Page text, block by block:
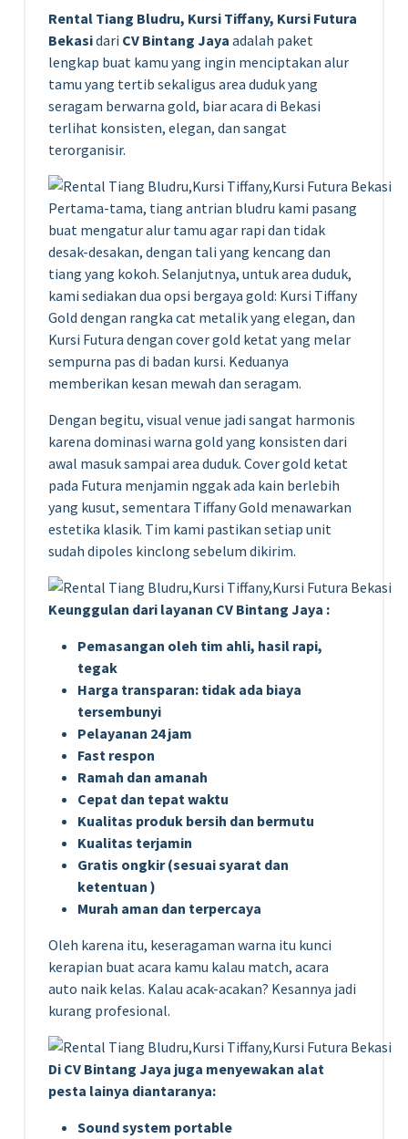
Rental Tiang Bludru, Kursi Tiffany, Kursi Futura
Bekasidari CV Bintang Jaya adalah paket
lengkap buat kamu yang ingin menciptakan alur
tamu yang tertib sekaligus area duduk yang
seragam berwarna gold, biar acara di Bekasi
terlihat konsisten, elegan, dan sangat
terorganisir.
Pertama-tama, tiang antrian bludru kami pasang
buat mengatur alur tamu agar rapi dan tidak
desak-desakan, dengan tali yang kencang dan
tiang yang kokoh. Selanjutnya, untuk area duduk,
kami sediakan dua opsi bergaya gold: Kursi Tiffany
Gold dengan rangka cat metalik yang elegan, dan
Kursi Futura dengan cover gold ketat yang melar
sempurna pas di badan kursi. Keduanya
memberikan kesan mewah dan seragam.
Dengan begitu, visual venue jadi sangat harmonis
karena dominasi warna gold yang konsisten dari
awal masuk sampai area duduk. Cover gold ketat
pada Futura menjamin nggak ada kain berlebih
yang kusut, sementara Tiffany Gold menawarkan
estetika klasik. Tim kami pastikan setiap unit
sudah dipoles kinclong sebelum dikirim.
Keunggulan dari layanan CV Bintang Jaya :
Pemasangan oleh tim ahli, hasil rapi,
tegak
Harga transparan: tidak ada biaya
tersembunyi
Pelayanan 24 jam
Fast respon
Ramah dan amanah
Cepat dan tepat waktu
Kualitas produk bersih dan bermutu
Kualitas terjamin
Gratis ongkir (sesuai syarat dan
ketentuan )
Murah aman dan terpercaya
Oleh karena itu, keseragaman warna itu kunci
kerapian buat acara kamu kalau match, acara
auto naik kelas. Kalau acak-acakan? Kesannya jadi
kurang profesional.
Di CV Bintang Jaya juga menyewakan alat
pesta lainya diantaranya:
Sound system portable